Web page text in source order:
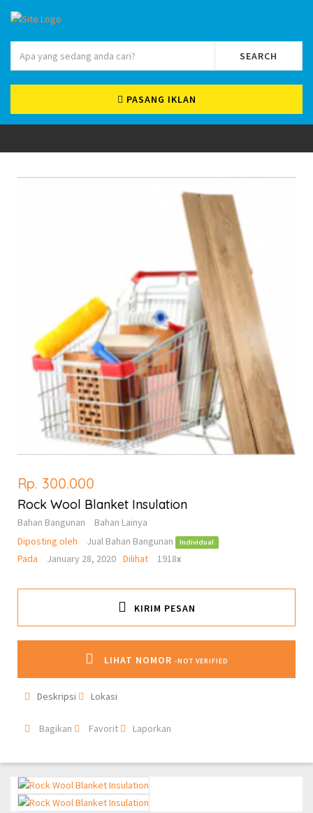
SEARCH
PASANG IKLAN
Rp. 300.000
Rock Wool Blanket Insulation
Bahan Bangunan
Bahan Lainya
Diposting oleh
Jual Bahan Bangunan Individual
Pada January 28, 2020 Dilihat 1918x
KIRIM PESAN
LIHAT NOMOR -NOT VERIFIED
Deskripsi Lokasi
Bagikan Favorit Laporkan